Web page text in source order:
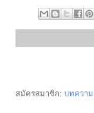
สมัครสมาชิก: บทความ